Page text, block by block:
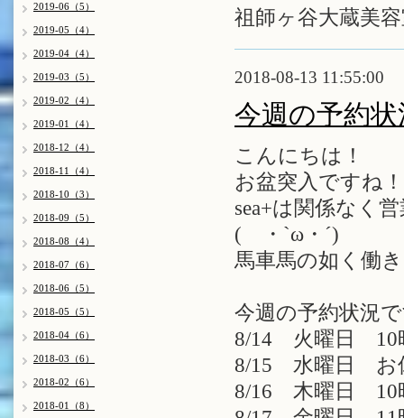
祖師ヶ谷大蔵美
2018-08-13 11:55:00
今週の予約
こんにちは！
お盆突入ですね！
sea+は関係なく
( ・`ω・´)
馬車馬の如く働
今週の予約状況
8/14 火曜日 10
8/15 水曜日 お
8/16 木曜日 10
2019-06（5）
2019-05（4）
2019-04（4）
2019-03（5）
2019-02（4）
2019-01（4）
2018-12（4）
2018-11（4）
2018-10（3）
2018-09（5）
2018-08（4）
2018-07（6）
2018-06（5）
2018-05（5）
2018-04（6）
2018-03（6）
2018-02（6）
2018-01（8）